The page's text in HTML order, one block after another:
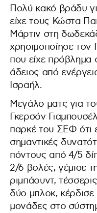
Πολύ κακό βράδυ
είχε τους Κώστα
Μάρτιν στη
χρησιμοποίησε τον
που είχε πρόβλημα
άδειος από
Ισραήλ.
Μεγάλο ματς για
Γκερσόν
παρκέ του ΣΕΦ ότι
σημαντικές
πόντους από 4/5
2/6 βολές, γέμισε
ριμπάουντ,
δύο μπλοκ,
μονάδες στο